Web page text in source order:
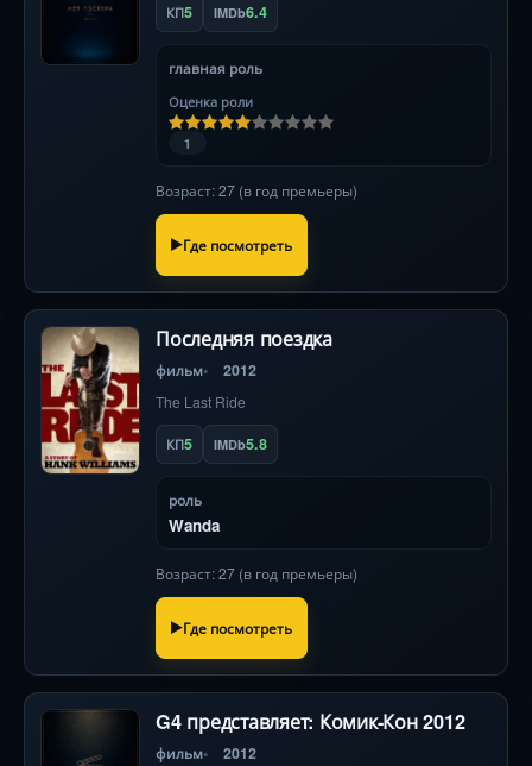
КП5 IMDb6.4
главная роль
Оценка роли
1
Возраст: 27 (в год премьеры)
Где посмотреть
Последняя поездка
фильм 2012
The Last Ride
КП5 IMDb5.8
роль
Wanda
Возраст: 27 (в год премьеры)
Где посмотреть
G4 представляет: Комик-Кон 2012
фильм 2012